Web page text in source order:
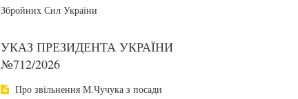
Збройних Сил України
УКАЗ ПРЕЗИДЕНТА УКРАЇНИ
№712/2026
Про звільнення М.Чучука з посади